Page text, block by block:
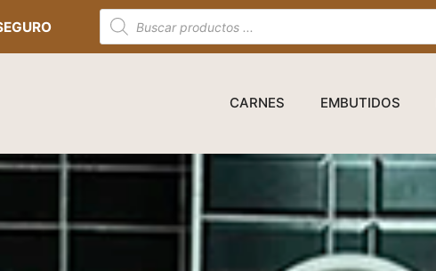
Búsqueda
de
productos
CARNES EMBUTIDOS